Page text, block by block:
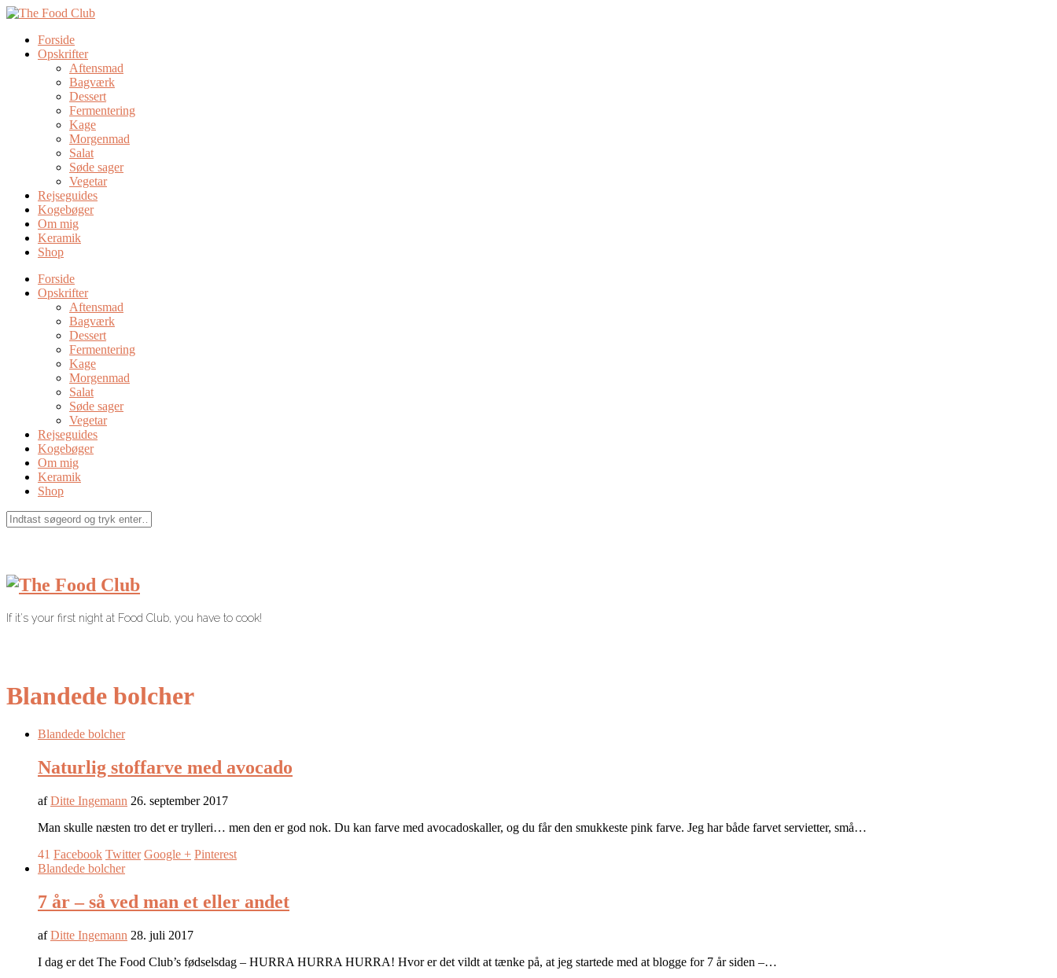
Forside
Opskrifter
Aftensmad
Bagværk
Dessert
Fermentering
Kage
Morgenmad
Salat
Søde sager
Vegetar
Rejseguides
Kogebøger
Om mig
Keramik
Shop
Forside
Opskrifter
Aftensmad
Bagværk
Dessert
Fermentering
Kage
Morgenmad
Salat
Søde sager
Vegetar
Rejseguides
Kogebøger
Om mig
Keramik
Shop
If it's your first night at Food Club, you have to cook!
Blandede bolcher
Blandede bolcher
Naturlig stoffarve med avocado
afDitte Ingemann 26. september 2017
Man skulle næsten tro det er trylleri… men den er god nok. Du kan farve med avocadoskaller, og du får den smukkeste pink farve. Jeg har både farvet servietter, små…
41 Facebook Twitter Google + Pinterest
Blandede bolcher
7 år – så ved man et eller andet
afDitte Ingemann 28. juli 2017
I dag er det The Food Club’s fødselsdag – HURRA HURRA HURRA! Hvor er det vildt at tænke på, at jeg startede med at blogge for 7 år siden –…